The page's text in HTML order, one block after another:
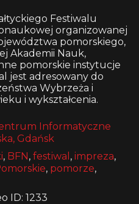
Festiwalu
organizowanej
pomorskiego,
Akademii Nauk,
pomorskie instytucje
jest adresowany do
Wybrzeża i
i wykształcenia.
Informatyczne
Gdańsk
, BFN, festiwal , impreza,
, pomorze,
ID: 1233